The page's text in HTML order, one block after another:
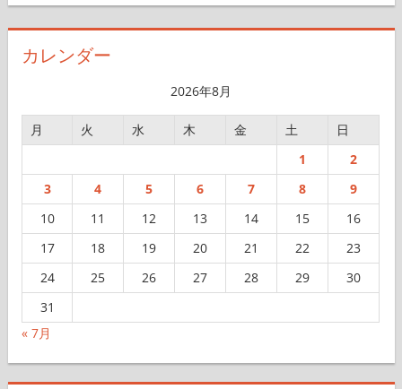
ー
イ
2026年8月
月 火 水 木 金 土
日
1
2
3
4 5 6 7 8
9
10
11 12 13 14 15
16
17
18 19 20 21 22
23
24
25 26 27 28 29
30
31